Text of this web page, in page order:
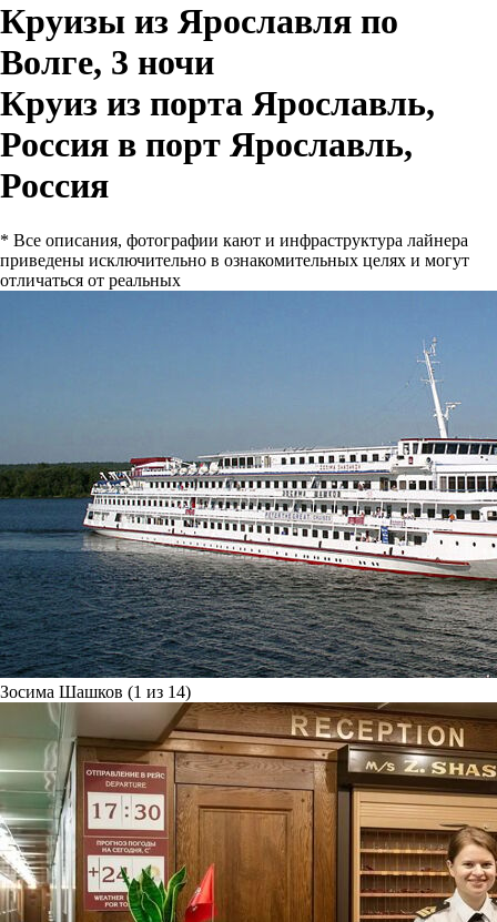
Круизы из Ярославля по
Волге, 3 ночи
Круиз из порта Ярославль,
Россия в порт Ярославль,
Россия
* Все описания, фотографии кают и инфраструктура лайнера
приведены исключительно в ознакомительных целях и могут
отличаться от реальных
Зосима Шашков (1 из 14)